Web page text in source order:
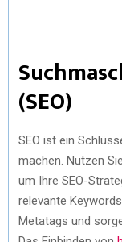
(SEO)
SEO ist ein
machen. Nutzen
um Ihre SEO-
relevante
Metatags und